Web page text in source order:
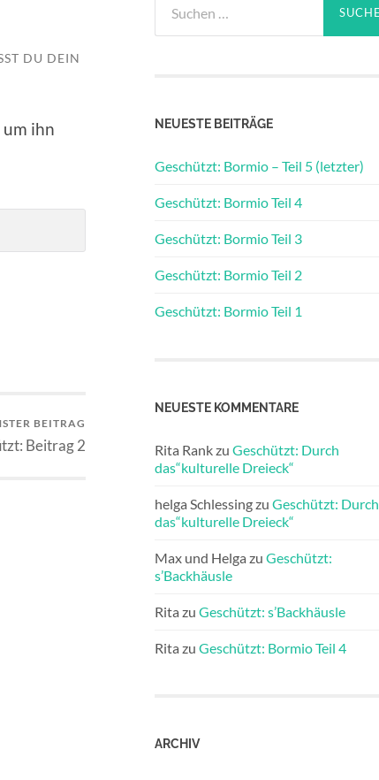
DU DEIN
ihn
BEITRAG
Beitrag 2
nach:
NEUESTE BEITRÄGE
Geschützt: Bormio – Teil 5 (letzter)
Geschützt: Bormio Teil 4
Geschützt: Bormio Teil 3
Geschützt: Bormio Teil 2
Geschützt: Bormio Teil 1
NEUESTE KOMMENTARE
Rita Rankzu Geschützt: Durch
das“kulturelle Dreieck“
helga Schlessingzu Geschützt: Durch
das“kulturelle Dreieck“
Max und Helga zu Geschützt:
s’Backhäusle
Rita zu Geschützt: s’Backhäusle
Rita zu Geschützt: Bormio Teil 4
ARCHIV